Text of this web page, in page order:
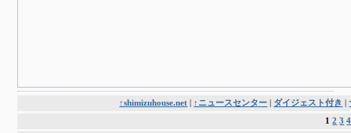
↑shimizuhouse.net ↑ニュースセンター ダイジェスト付き |
1 2 3 4